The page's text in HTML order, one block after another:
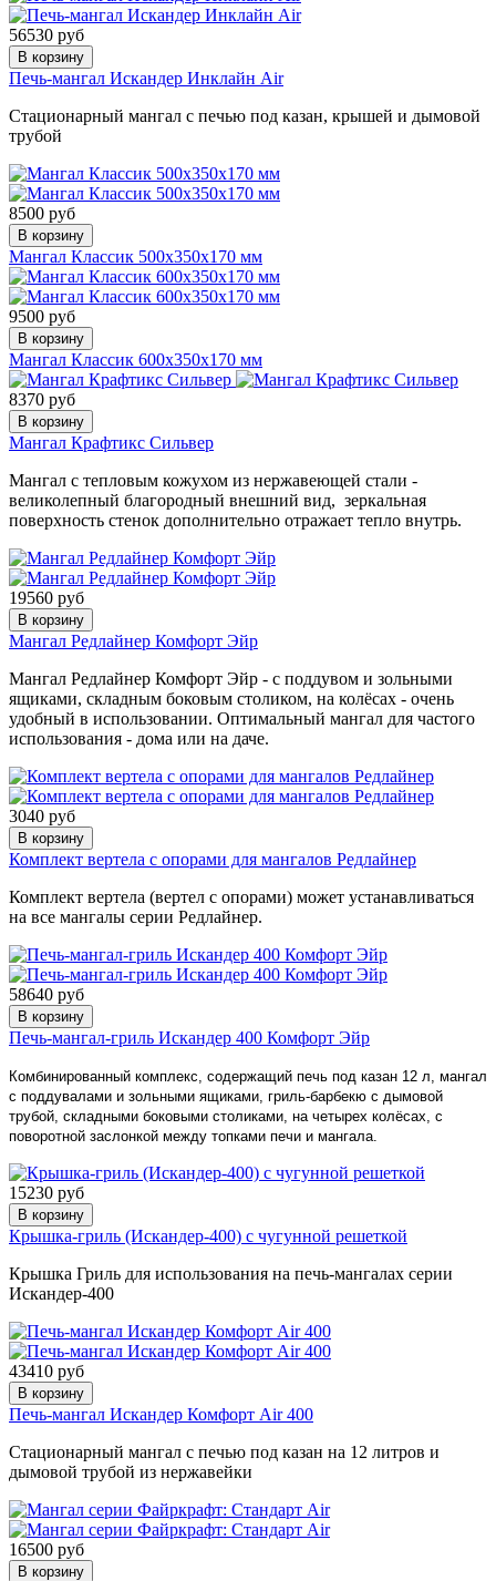
56530 руб
В корзину
Печь-мангал Искандер Инклайн Air
Стационарный мангал с печью под казан, крышей и дымовой
трубой
8500 руб
В корзину
Мангал Классик 500х350х170 мм
9500 руб
В корзину
Мангал Классик 600х350х170 мм
8370 руб
В корзину
Мангал Крафтикс Сильвер
Мангал с тепловым кожухом из нержавеющей стали -
великолепный благородный внешний вид, зеркальная
поверхность стенок дополнительно отражает тепло внутрь.
19560 руб
В корзину
Мангал Редлайнер Комфорт Эйр
Мангал Редлайнер Комфорт Эйр - с поддувом и зольными
ящиками, складным боковым столиком, на колёсах - очень
удобный в использовании. Оптимальный мангал для частого
использования - дома или на даче.
3040 руб
В корзину
Комплект вертела с опорами для мангалов Редлайнер
Комплект вертела (вертел с опорами) может устанавливаться
на все мангалы серии Редлайнер.
58640 руб
В корзину
Печь-мангал-гриль Искандер 400 Комфорт Эйр
Комбинированный комплекс, содержащий печь под казан 12 л, мангал
с поддувалами и зольными ящиками, гриль-барбекю с дымовой
трубой, складными боковыми столиками, на четырех колёсах, с
поворотной заслонкой между топками печи и мангала.
15230 руб
В корзину
Крышка-гриль (Искандер-400) с чугунной решеткой
Крышка Гриль для использования на печь-мангалах серии
Искандер-400
43410 руб
В корзину
Печь-мангал Искандер Комфорт Air 400
Стационарный мангал с печью под казан на 12 литров и
дымовой трубой из нержавейки
16500 руб
В корзину